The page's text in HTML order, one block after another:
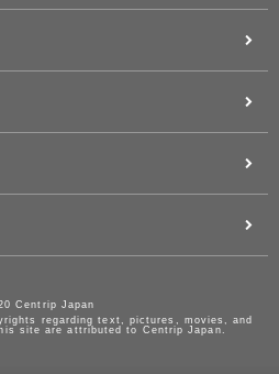
Centrip Japan
regarding text, pictures, movies, and
site are attributed to Centrip Japan.